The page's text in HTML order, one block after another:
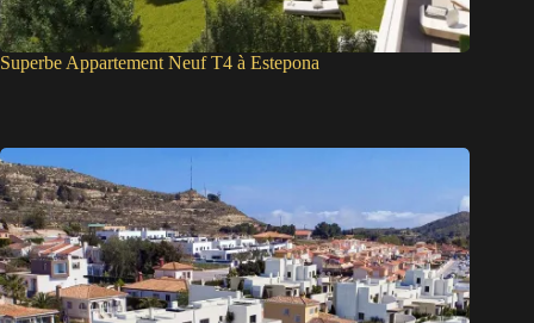
Superbe Appartement Neuf T4 à Estepona